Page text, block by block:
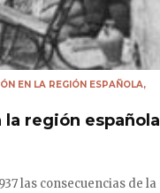
EN LA REGIÓN ESPAÑOLA,
región española
las consecuencias de la